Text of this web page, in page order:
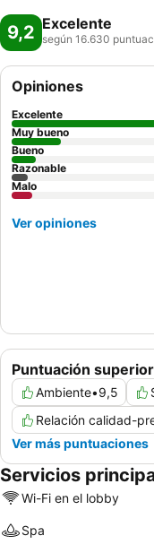
9,2 Excelente
según 16.630
Puntuación
Ambiente•9,5
Relación calidad-
Ver más puntuaciones
Opiniones
Excelente
Muy bueno
Bueno
Razonable
Malo
Ver opiniones
Servicios
Wi-Fi en el lobby
Spa